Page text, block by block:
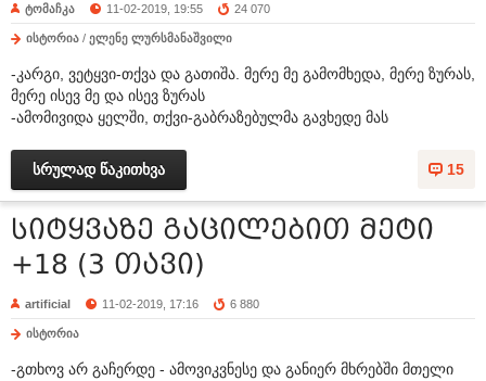
ტომაჩკა 11-02-2019, 19:55 24 070
ისტორია / ელენე ლურსმანაშვილი
-კარგი, ვეტყვი-თქვა და გათიშა. მერე მე გამომხედა, მერე ზურას,
მერე ისევ მე და ისევ ზურას
-ამომივიდა ყელში, თქვი-გაბრაზებულმა გავხედე მას
15
სრულად წაკითხვა
სიტყვაზე გაცილებით მეტი
+18 (3 თავი)
artificial 11-02-2019, 17:16 6 880
ისტორია
-გთხოვ არ გაჩერდე - ამოვიკვნესე და განიერ მხრებში მთელი